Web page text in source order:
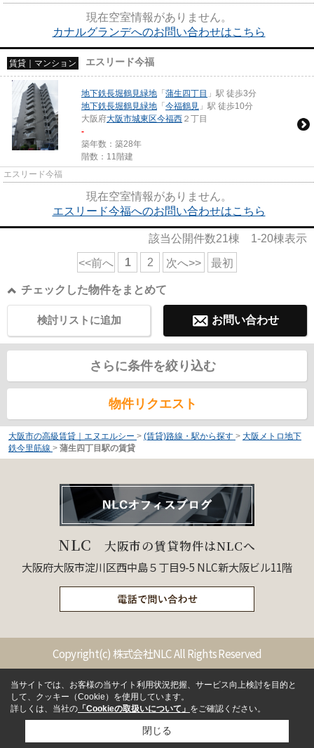
現在空室情報がありません。
カナルグランデへのお問い合わせはこちら
賃貸｜マンション エスリード今福
地下鉄長堀鶴見緑地 「 蒲生四丁目 」駅 徒歩3分
地下鉄長堀鶴見緑地 「 今福鶴見 」駅 徒歩10分
大阪府大阪市城東区今福西 ２丁目
-
築年数：築28年
階数：11階建
エスリード今福
現在空室情報がありません。
エスリード今福へのお問い合わせはこちら
該当公開件数21棟 1-20棟表示
<<前へ 1 2 次へ>> 最初
チェックした物件をまとめて
お問い合わせ
検討リストに追加
さらに条件を絞り込む
物件リクエスト
大阪市の高級賃貸｜エヌエルシー > (賃貸)路線・駅から探す > 大阪メトロ地下
鉄今里筋線 > 蒲生四丁目駅の賃貸
NLC 大阪市の賃貸物件はNLCへ
大阪府大阪市淀川区西中島５丁目9-5 NLC新大阪ビル11階
Copyright(c) 株式会社NLC All Rights Reserved
当サイトでは、お客様の当サイト利用状況把握、サービス向上検討を目的と
して、クッキー（Cookie）を使用しています。
詳しくは、当社の 「Cookieの取扱いについて」 をご確認ください。
閉じる